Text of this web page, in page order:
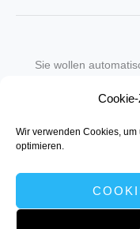
Wir verwenden Cookies,
optimieren.
–
im
Ausbildungsberuf
Sie wollen
in
Senden Sie für ein